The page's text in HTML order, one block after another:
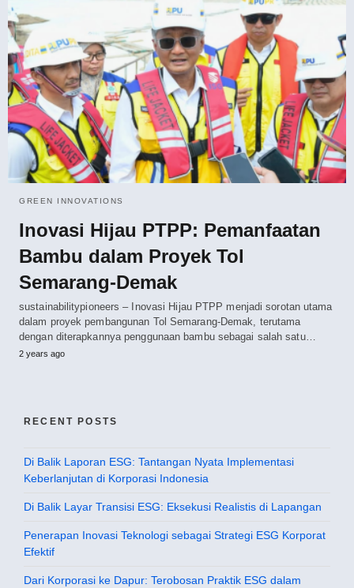
GREEN INNOVATIONS
Inovasi Hijau PTPP: Pemanfaatan
Bambu dalam Proyek Tol
Semarang-Demak
sustainabilitypioneers – Inovasi Hijau PTPP menjadi sorotan utama
dalam proyek pembangunan Tol Semarang-Demak, terutama
dengan diterapkannya penggunaan bambu sebagai salah satu…
2 years ago
RECENT POSTS
Di Balik Laporan ESG: Tantangan Nyata Implementasi
Keberlanjutan di Korporasi Indonesia
Di Balik Layar Transisi ESG: Eksekusi Realistis di Lapangan
Penerapan Inovasi Teknologi sebagai Strategi ESG Korporat
Efektif
Dari Korporasi ke Dapur: Terobosan Praktik ESG dalam